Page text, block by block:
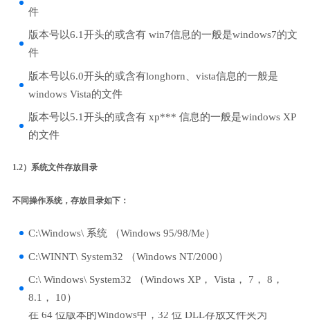
件
版本号以6.1开头的或含有 win7信息的一般是windows7的文
件
版本号以6.0开头的或含有longhorn、vista信息的一般是
windows Vista的文件
版本号以5.1开头的或含有 xp*** 信息的一般是windows XP
的文件
1.2）系统文件存放目录
不同操作系统，存放目录如下：
C:\Windows\ 系统 （Windows 95/98/Me）
C:\WINNT\ System32 （Windows NT/2000）
C:\ Windows\ System32 （Windows XP， Vista， 7， 8，
8.1， 10）
在 64 位版本的Windows中，32 位 DLL存放文件夹为